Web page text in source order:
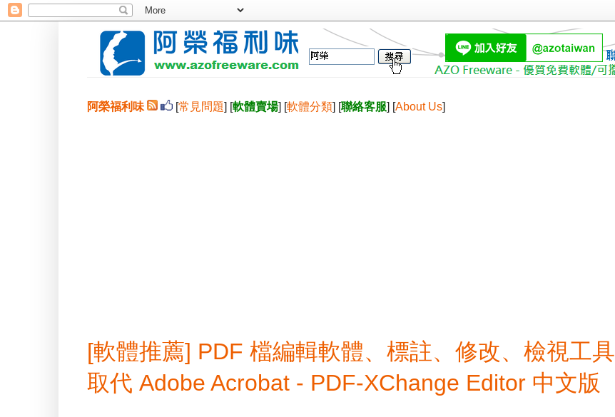
阿榮福利味 [常見問題] [軟體賣場] [軟體分類] [聯絡客服] [About Us]
[軟體推薦] PDF 檔編輯軟體、標註、修改、檢視工具
取代 Adobe Acrobat - PDF-XChange Editor 中文版